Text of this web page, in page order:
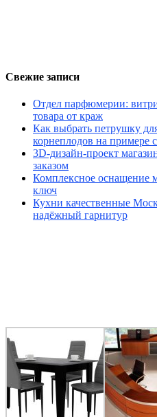
Свежие записи
Отдел парфюмерии:
товара от краж
Как выбрать петрушку
корнеплодов на примере
3D-дизайн-проект
заказом
Комплексное оснащение
ключ
Кухни качественные
надёжный гарнитур